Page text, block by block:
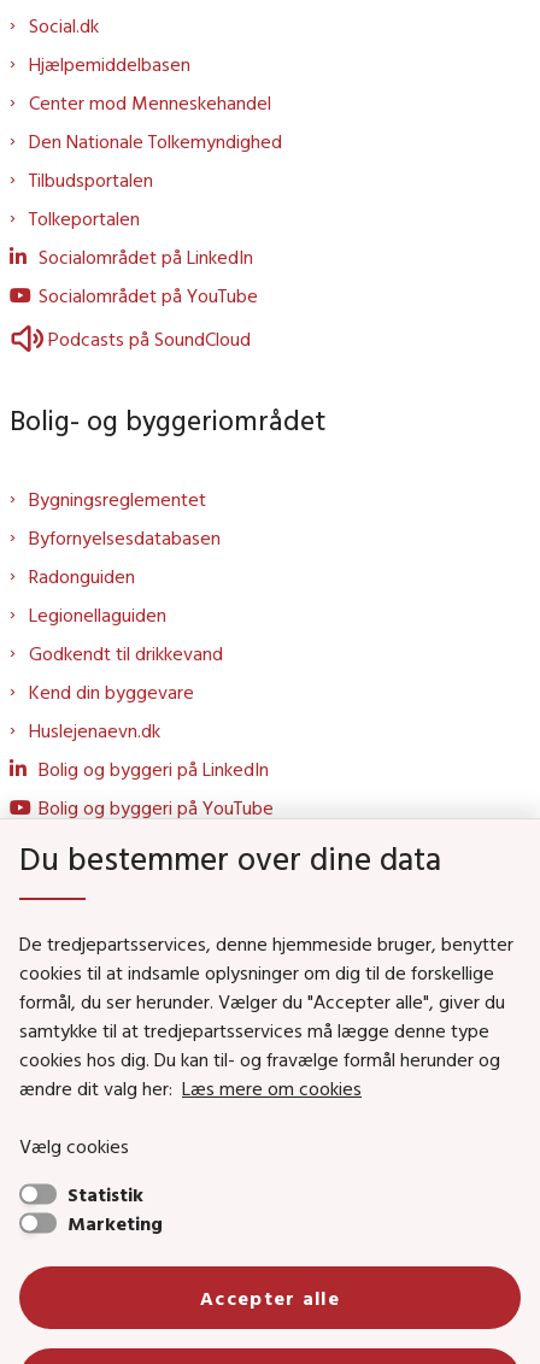
Social.dk
Hjælpemiddelbasen
Center mod Menneskehandel
Den Nationale Tolkemyndighed
Tilbudsportalen
Tolkeportalen
Socialområdet på LinkedIn
Socialområdet på YouTube
Podcasts på SoundCloud
Bolig- og byggeriområdet
Bygningsreglementet
Byfornyelsesdatabasen
Radonguiden
Legionellaguiden
Godkendt til drikkevand
Kend din byggevare
Huslejenaevn.dk
Bolig og byggeri på LinkedIn
Bolig og byggeri på YouTube
Social- og Boligministeriet
Job i Social- og Boligstyrelsen
Puljer og tilskud
Nyhedsbreve
Social- og Boligstyrelsens nyheder som RSS feed
Social- og Boligstyrelsen • Tlf.: 72 42 37 00 •
sikkermail• EAN-nr.: 5798000354838 • CVR-nr.:
26144698
Primær adresse og reception: Lerchesgade 35, 5, 5000 Odense C •
Du bestemmer over dine data
De tredjepartsservices, denne hjemmeside bruger, benytter
cookies til at indsamle oplysninger om dig til de forskellige
formål, du ser herunder. Vælger du "Accepter alle", giver du
samtykke til at tredjepartsservices må lægge denne type
cookies hos dig. Du kan til- og fravælge formål herunder og
ændre dit valg her: Læs mere om cookies
Vælg cookies
Statistik
Marketing
Accepter alle